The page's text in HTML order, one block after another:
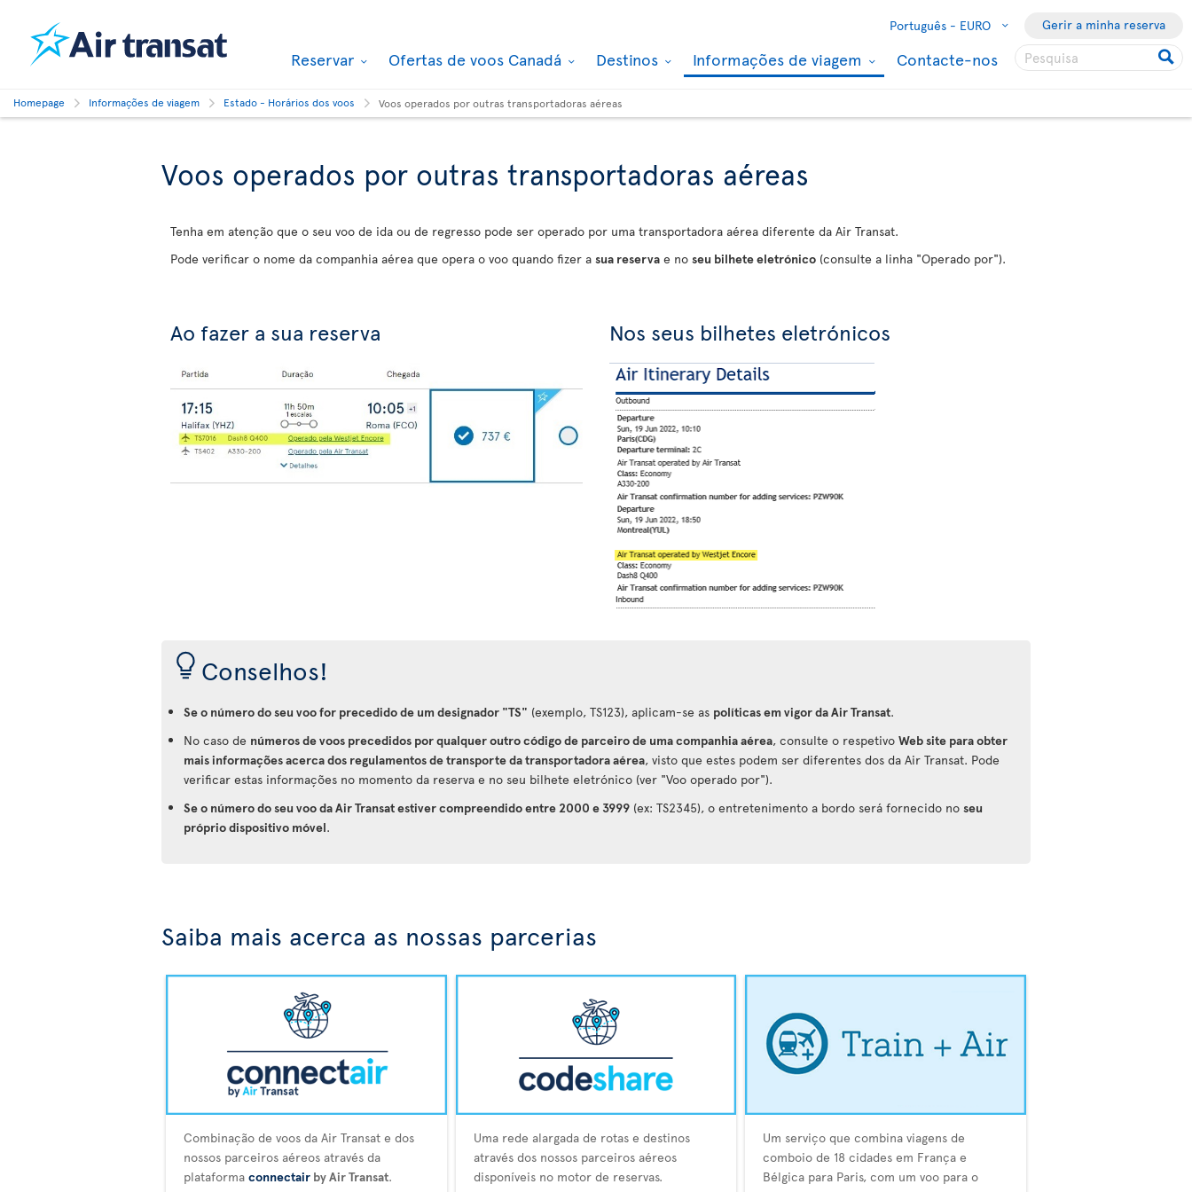
Português - EURO Gerir a minha reserva
Reservar Ofertas de voos Canadá Destinos Informações de viagem Contacte-nos
Homepage Informações de viagem Estado - Horários dos voos Voos operados por outras transportadoras aéreas
Voos operados por outras transportadoras aéreas
Tenha em atenção que o seu voo de ida ou de regresso pode ser operado por uma transportadora aérea diferente da Air Transat.
Pode verificar o nome da companhia aérea que opera o voo quando fizer a sua reserva e no seu bilhete eletrónico (consulte a linha "Operado por").
Ao fazer a sua reserva Nos seus bilhetes eletrónicos
Conselhos!
Se o número do seu voo for precedido de um designador "TS" (exemplo, TS123), aplicam-se as políticas em vigor da Air Transat.
No caso de números de voos precedidos por qualquer outro código de parceiro de uma companhia aérea, consulte o respetivo Web site para obter
mais informações acerca dos regulamentos de transporte da transportadora aérea, visto que estes podem ser diferentes dos da Air Transat. Pode
verificar estas informações no momento da reserva e no seu bilhete eletrónico (ver "Voo operado por").
Se o número do seu voo da Air Transat estiver compreendido entre 2000 e 3999 (ex: TS2345), o entretenimento a bordo será fornecido no seu
próprio dispositivo móvel.
Saiba mais acerca as nossas parcerias
Combinação de voos da Air Transat e dos
nossos parceiros aéreos através da
plataforma connectair by Air Transat.
Uma rede alargada de rotas e destinos
através dos nossos parceiros aéreos
disponíveis no motor de reservas.
Um serviço que combina viagens de
comboio de 18 cidades em França e
Bélgica para Paris, com um voo para o